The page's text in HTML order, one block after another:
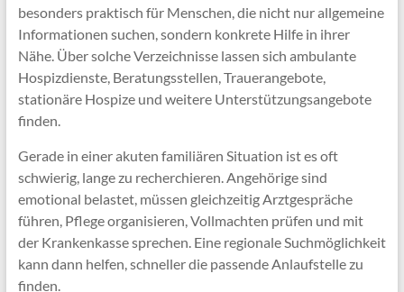
besonders praktisch für Menschen, die nicht nur allgemeine
Informationen suchen, sondern konkrete Hilfe in ihrer
Nähe. Über solche Verzeichnisse lassen sich ambulante
Hospizdienste, Beratungsstellen, Trauerangebote,
stationäre Hospize und weitere Unterstützungsangebote
finden.
Gerade in einer akuten familiären Situation ist es oft
schwierig, lange zu recherchieren. Angehörige sind
emotional belastet, müssen gleichzeitig Arztgespräche
führen, Pflege organisieren, Vollmachten prüfen und mit
der Krankenkasse sprechen. Eine regionale Suchmöglichkeit
kann dann helfen, schneller die passende Anlaufstelle zu
finden.